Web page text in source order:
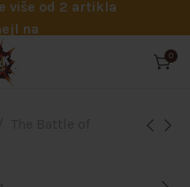
više od 2 artikla
na
preciznim šiframa
pozvati
0